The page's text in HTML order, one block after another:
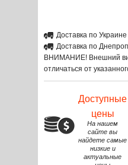
Доставка по Украине
Доставка по
ВНИМАНИЕ! Внешний
отличаться от
Доступные
цены
На нашем
сайте вы
найдете самые
низкие и
актуальные